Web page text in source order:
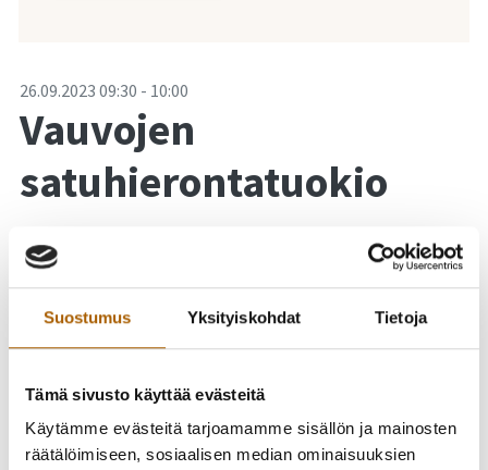
Suostumus Yksityiskohdat Tietoja
Tämä sivusto käyttää evästeitä
Käytämme evästeitä tarjoamamme sisällön ja mainosten
räätälöimiseen, sosiaalisen median ominaisuuksien
-26.09.2023 09:30 - 10:00
Vauvojen
satuhierontatuokio